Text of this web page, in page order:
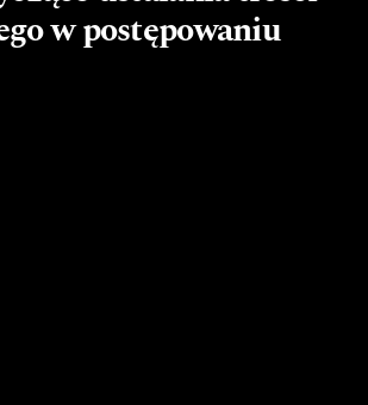
w postępowaniu